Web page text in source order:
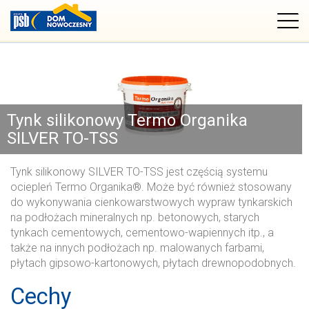
Tynk silikonowy Termo Organika
SILVER TO-TSS
Tynk silikonowy SILVER TO-TSS jest częścią systemu
ociepleń Termo Organika®. Może być również stosowany
do wykonywania cienkowarstwowych wypraw tynkarskich
na podłożach mineralnych np. betonowych, starych
tynkach cementowych, cementowo-wapiennych itp., a
także na innych podłożach np. malowanych farbami,
płytach gipsowo-kartonowych, płytach drewnopodobnych.
Cechy